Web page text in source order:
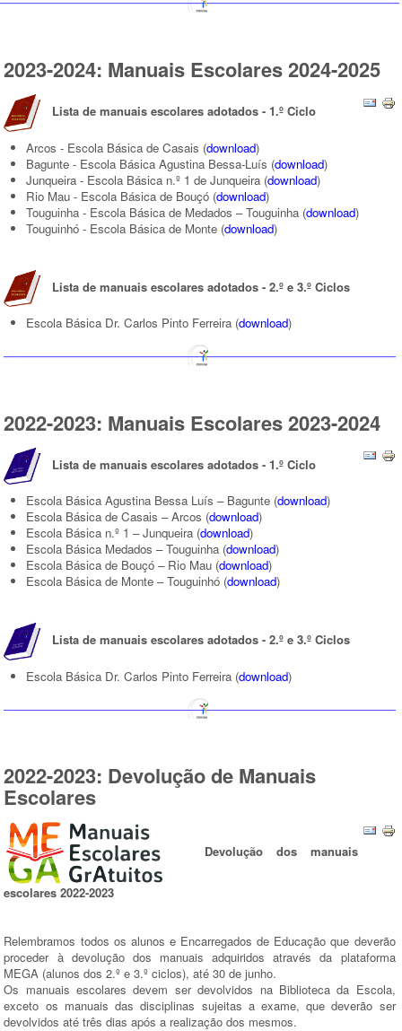
2023-2024: Manuais Escolares 2024-2025
Lista de manuais escolares adotados - 1.º Ciclo
Arcos - Escola Básica de Casais (download)
Bagunte - Escola Básica Agustina Bessa-Luís (download)
Junqueira - Escola Básica n.º 1 de Junqueira (download)
Rio Mau - Escola Básica de Bouçó (download)
Touguinha - Escola Básica de Medados – Touguinha (download)
Touguinhó - Escola Básica de Monte (download)
Lista de manuais escolares adotados - 2.º e 3.º Ciclos
Escola Básica Dr. Carlos Pinto Ferreira (download)
2022-2023: Manuais Escolares 2023-2024
Lista de manuais escolares adotados - 1.º Ciclo
Escola Básica Agustina Bessa Luís – Bagunte (download)
Escola Básica de Casais – Arcos (download)
Escola Básica n.º 1 – Junqueira (download)
Escola Básica Medados – Touguinha (download)
Escola Básica de Bouçó – Rio Mau (download)
Escola Básica de Monte – Touguinhó (download)
Lista de manuais escolares adotados - 2.º e 3.º Ciclos
Escola Básica Dr. Carlos Pinto Ferreira (download)
2022-2023: Devolução de Manuais
Escolares
Devolução dos manuais
escolares 2022-2023
Relembramos todos os alunos e Encarregados de Educação que deverão
proceder à devolução dos manuais adquiridos através da plataforma
MEGA (alunos dos 2.º e 3.º ciclos), até 30 de junho.
Os manuais escolares devem ser devolvidos na Biblioteca da Escola,
exceto os manuais das disciplinas sujeitas a exame, que deverão ser
devolvidos até três dias após a realização dos mesmos.